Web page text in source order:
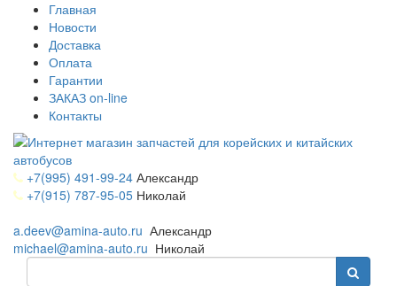
Главная
Новости
Доставка
Оплата
Гарантии
ЗАКАЗ on-line
Контакты
+7(995) 491-99-24 Александр
+7(915) 787-95-05 Николай
a.deev@amina-auto.ru Александр
michael@amina-auto.ru Николай